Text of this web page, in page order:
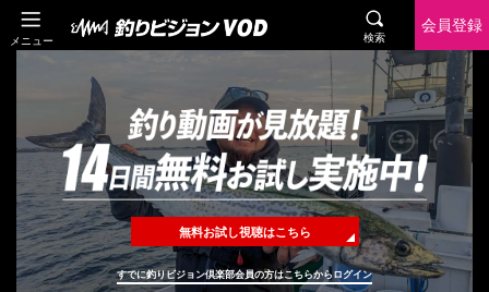
メニュー 検索
会員登録
無料お試し視聴はこちら
すでに釣りビジョン倶楽部会員の方はこちらからログイン